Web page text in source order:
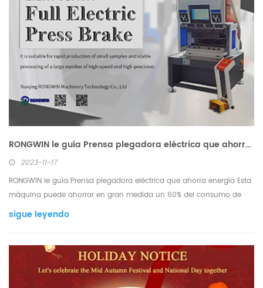
RONGWIN le guía Prensa plegadora eléctrica que ahorra energía
2023-11-17
RONGWIN le guía Prensa plegadora eléctrica que ahorra energía Esta
máquina puede ahorrar en gran medida un 60% del consumo de
electricidad y no requiere el reemplazo regular de las válvulas
hidráulicas y de aceite. Es adecuado para la producción rápida de
sigue leyendo